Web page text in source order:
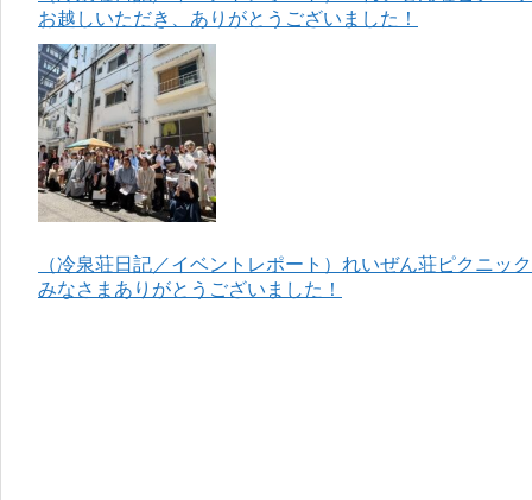
お越しいただき、ありがとうございました！
（冷泉荘日記／イベントレポート）れいぜん荘ピクニッ
みなさまありがとうございました！